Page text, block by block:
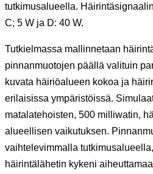
tutkimusalueella.
C; 5 W ja D: 40 W.
Tutkielmassa mallinnetaan
pinnanmuotojen päällä valituin
kuvata häiriöalueen kokoa ja
erilaisissa ympäristöissä.
matalatehoisten, 500 milliwatin,
alueellisen vaikutuksen.
vaihtelevimmalla
häirintälähetin kykeni